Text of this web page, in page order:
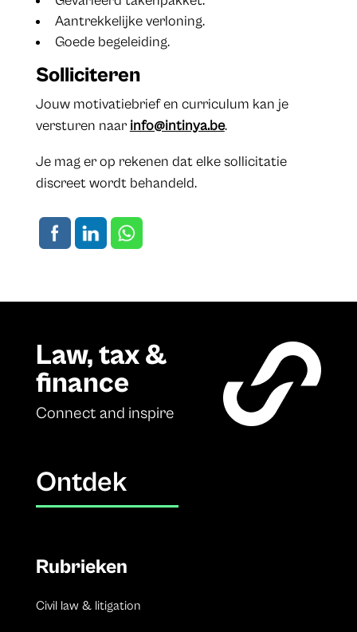
Aantrekkelijke verloning.
Goede begeleiding.
Solliciteren
Jouw motivatiebrief en curriculum kan je
versturen naar info@intinya.be.
Je mag er op rekenen dat elke sollicitatie
discreet wordt behandeld.
Law, tax &
finance
Connect and inspire
Ontdek
Rubrieken
Civil law & litigation